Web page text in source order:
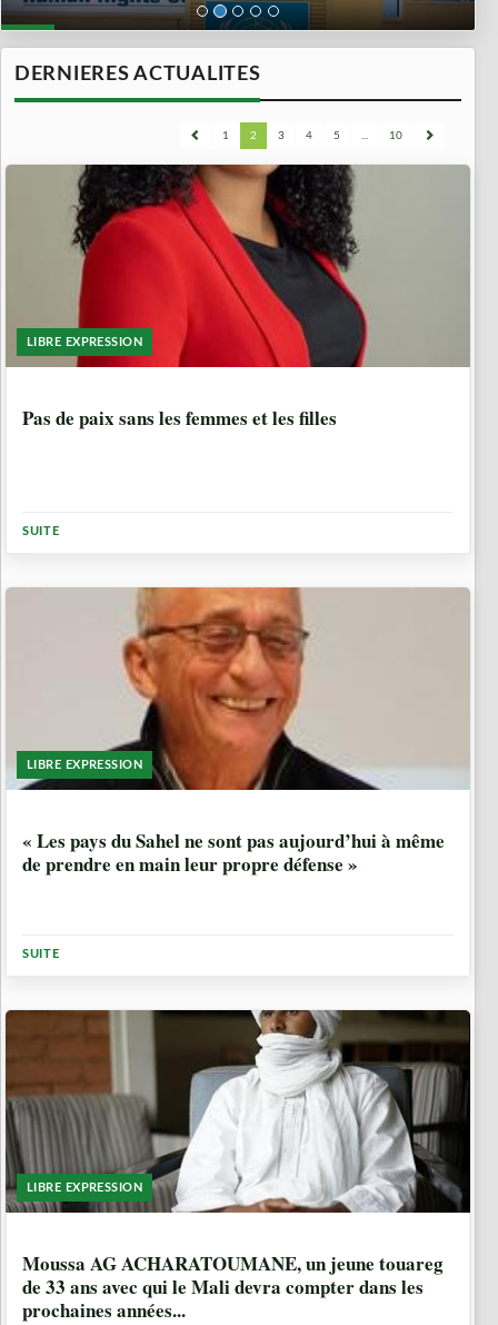
DERNIERES ACTUALITES
1 2 3 4 5 ... 10
LIBRE EXPRESSION
Pas de paix sans les femmes et les filles
SUITE
LIBRE EXPRESSION
« Les pays du Sahel ne sont pas aujourd’hui à même
de prendre en main leur propre défense »
SUITE
LIBRE EXPRESSION
Moussa AG ACHARATOUMANE, un jeune touareg
de 33 ans avec qui le Mali devra compter dans les
prochaines années...